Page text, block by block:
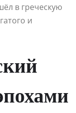
в греческую
и